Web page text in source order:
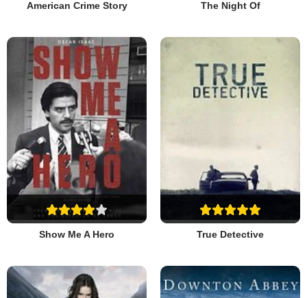
American Crime Story The Night Of
Show Me A Hero True Detective